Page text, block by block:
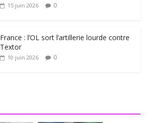
15 juin 2026 0
France : l’OL sort l’artillerie lourde contre
Textor
10 juin 2026 0